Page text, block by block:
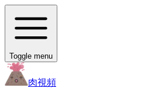
Toggle menu
肉視頻